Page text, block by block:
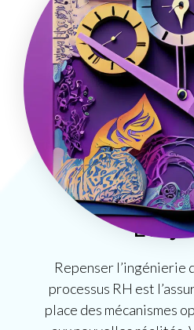
Repenser l’ingénierie
processus RH est
place des mécanismes